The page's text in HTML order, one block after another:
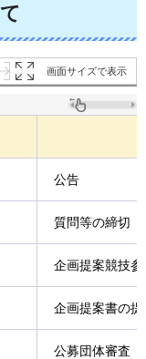
画面サイズで表示
公告
質問等の締切
企画提案競技
企画提案書の
公募団体審査